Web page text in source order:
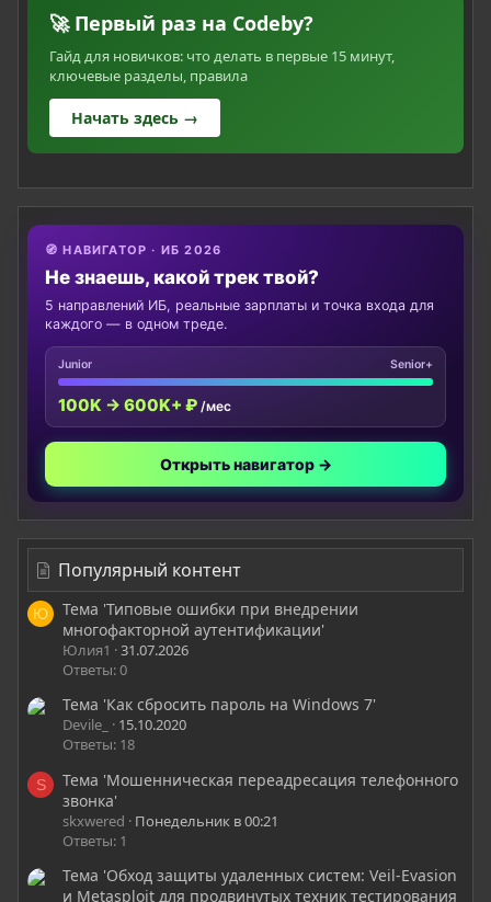
🚀 Первый раз на Codeby?
Гайд для новичков: что делать в первые 15 минут,
ключевые разделы, правила
Начать здесь →
🧭 НАВИГАТОР · ИБ 2026
Не знаешь, какой трек твой?
5 направлений ИБ, реальные зарплаты и точка входа для
каждого — в одном треде.
Junior Senior+
100K → 600K+ ₽ /мес
Открыть навигатор →
Популярный контент
Ю
Тема 'Типовые ошибки при внедрении
многофакторной аутентификации'
Юлия1
31.07.2026
Ответы: 0
Тема 'Как сбросить пароль на Windows 7'
Devile_
15.10.2020
Ответы: 18
S
Тема 'Мошенническая переадресация телефонного
звонка'
skxwered
Понедельник в 00:21
Ответы: 1
Тема 'Обход защиты удаленных систем: Veil-Evasion
и Metasploit для продвинутых техник тестирования